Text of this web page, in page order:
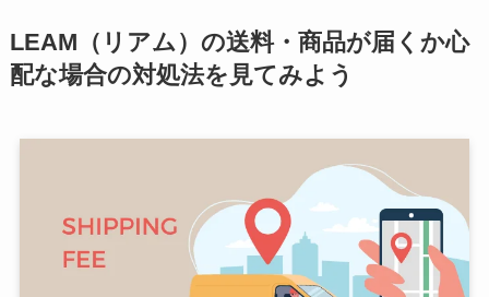
LEAM（リアム）の送料・商品が届くか心
配な場合の対処法を見てみよう